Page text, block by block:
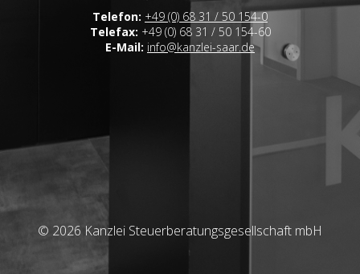
Telefon: +49 (0) 68 31 / 50 154-0
Telefax: +49 (0) 68 31 / 50 154-60
E-Mail: info@kanzlei-saar.de
© 2026 Kanzlei Steuerberatungsgesellschaft mbH